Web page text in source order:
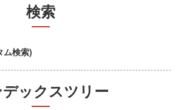
検索
ム検索)
ックスツリー